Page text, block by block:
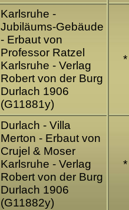
Karlsruhe -
Jubiläums-Gebäude
- Erbaut von
Professor Ratzel
Karlsruhe - Verlag
Robert von der Burg
Durlach 1906
(G11881y)
*
Durlach - Villa
Merton - Erbaut von
Crujel & Moser
Karlsruhe - Verlag
Robert von der Burg
Durlach 1906
(G11882y)
*